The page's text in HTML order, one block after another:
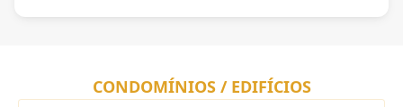
CONDOMÍNIOS / EDIFÍCIOS